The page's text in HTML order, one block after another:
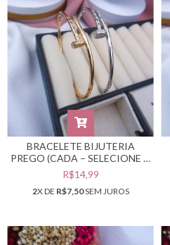
BRACELETE BIJUTERIA
PREGO (CADA – SELECIONE A
COR DESEJADA) #PB0302882
R$14,99
2X DE R$7,50SEM JUROS